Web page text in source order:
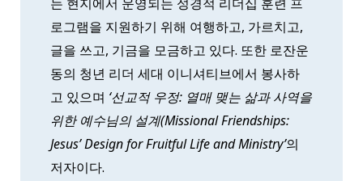
로그램을 지원하기 위해 여행하고, 가르치고,
글을 쓰고, 기금을 모금하고 있다. 또한 로잔운
동의 청년 리더 세대 이니셔티브에서 봉사하
고 있으며 ‘선교적 우정: 열매 맺는 삶과 사역을
위한 예수님의 설계(Missional Friendships:
Jesus’ Design for Fruitful Life and Ministry’의
저자이다.